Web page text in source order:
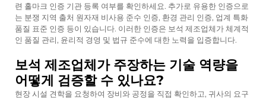
련 홀마크 인증 기관 등록 여부를 확인하세요. 추가로 유용한 인증으로
는 분쟁 지역 출처 원자재 비사용 준수 인증, 환경 관리 인증, 업계 특화
품질 표준 인증 등이 있습니다. 이러한 인증은 보석 제조업체가 체계적
인 품질 관리, 윤리적 경영 및 법규 준수에 대한 노력을 입증합니다.
보석 제조업체가 주장하는 기술 역량을
어떻게 검증할 수 있나요?
현장 시설 견학을 요청하여 장비와 공정을 직접 확인하고, 귀사의 요구